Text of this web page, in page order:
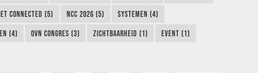
CONNECTED (5) NCC 2026 (5) SYSTEMEN (4)
(4) OVN CONGRES (3) ZICHTBAARHEID (1) EVENT (1)